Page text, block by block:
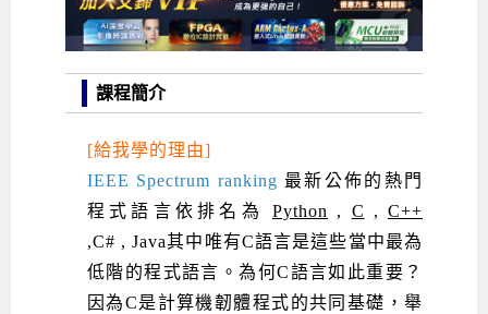
嵌入式Linux開發與AI影像辨識
穿戴式裝置應用開發
嵌入式即時作業系統FreeRTOS 設計實作
SoC FPGA嵌入式設計實戰
[學程]感測電路Plus+MCU韌體設計實戰
青少年AI人工智慧實作班
AI課程總覽頁
AI邊緣運算實作TensorFlow Lite for MCU
AIoT智能聯網運算實戰
AI深度學習之問答系統實作
AI強化學習 - 自動控制應用
讓 AI 成為你的數位同事
iPAS機器學習工程師
n8n 零基礎工作自動化實戰班
Web全端開發應用班
資訊安全實務
物聯網Web整合應用實作
[學程]物聯網全端與深度學習整合
Web全端開發應用
5G技術-SDN與Mininet實作
嵌入式物聯網開發實戰
[學程]物聯網全端與深度學習整合
iPAS AIoT應用工程師(物聯網類)
SDN網路技術與Mininet實戰
ROS機器人開發系列課程
ROS機器人自走車系統開發應用
ROS機器手臂控制&演算法實戰
智能機器人系統整合開發
電腦視覺與影像處理課程
影像課程總覽
電腦視覺與影像處理
AI深度學習與影像辨識實戰
嵌入式Linux開發與AI影像辨識
智能機器人系統整合開發
ARM系列課程
ARM mbed 物聯網平台應用實作
ARM Boot Loader設計
ARM Cortex-M0 應用整合設計
程式語言系列課程
C語言程式設計
資料結構精修班
C++程式設計
Android系列課程
Android嵌入式平台開發訓練班
Android APP 實戰開發學程
iOS程式開發系列課程
iPhone程式設計基礎班
Linux 作業系統實務
Raspberry Pi 開發入門
生成式AI基礎模型到Agentic AI
Python機器學習與深度學習
AI雲端原生與MLOps自動化實務
AI邊緣運算實作-TFL for MCU
自然語言處理與大型語言模型
資料分析與視覺化
非監督式學習
Web全端開發應用班
Python硬體控制-Pi Pico物聯網實作
iPAS AIoT應用工程師(物聯網類)
5G - SDN與Mininet實作
iPAS AI應用規劃師
iPAS AIoT應用工程師(物聯網類)
iPAS巨量資料分析師
iPAS機器學習工程師
升大學APCS/學習歷程專區
高中生升學超前部署課程總覽
APCS檢定 Python課程
APCS檢定 C++課程
APCS檢定 C語言課程
APCS檢定培訓課程
【遠距同步】APCS寒/暑假營隊
程式語言系列
C語言程式設計
資料結構
Python程式設計
JavaScript程式設計
C++程式設計
Raspberry Pi系列
Linux & C語言硬體控制
Python硬體控制-Pi Pico
Raspberry Pi 使用入門
Edge AI與Raspberry Pi Pico實作應用
5G-SDN通訊系列課程
5G關鍵技術- SDN與Mininet實作
創意程式設計系列
micro:bit 創意程式設計
Scratch 創意程式設計
合作夥伴專區
學員權益與報名須知
最新成果展
工程師學習地圖
學員專屬提問平台
青少年AI人工智慧實作班[高中生]
高中生升學超前部署課程總覽
院
-
語
言
程
課程簡介
[給我學的理由]
IEEE Spectrum ranking 最新公佈的熱門
程式語言依排名為Python , C , C++
,C# ,Java其中唯有C語言是這些當中最為
低階的程式語言。為何C語言如此重要？
因為C是計算機韌體程式的共同基礎，舉